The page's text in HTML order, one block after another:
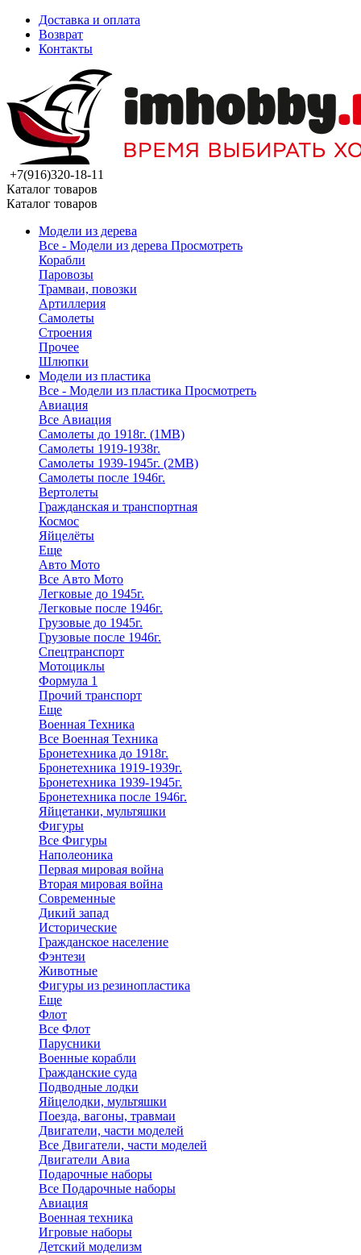
Доставка и оплата
Возврат
Контакты
+7(916)320-18-11
Каталог товаров
Каталог товаров
Модели из дерева
Все - Модели из дерева Просмотреть
Корабли
Паровозы
Трамваи, повозки
Артиллерия
Самолеты
Строения
Прочее
Шлюпки
Модели из пластика
Все - Модели из пластика Просмотреть
Авиация
Все Авиация
Самолеты до 1918г. (1МВ)
Самолеты 1919-1938г.
Самолеты 1939-1945г. (2МВ)
Самолеты после 1946г.
Вертолеты
Гражданская и транспортная
Космос
Яйцелёты
Еще
Авто Мото
Все Авто Мото
Легковые до 1945г.
Легковые после 1946г.
Грузовые до 1945г.
Грузовые после 1946г.
Спецтранспорт
Мотоциклы
Формула 1
Прочий транспорт
Еще
Военная Техника
Все Военная Техника
Бронетехника до 1918г.
Бронетехника 1919-1939г.
Бронетехника 1939-1945г.
Бронетехника после 1946г.
Яйцетанки, мультяшки
Фигуры
Все Фигуры
Наполеоника
Первая мировая война
Вторая мировая война
Современные
Дикий запад
Исторические
Гражданское население
Фэнтези
Животные
Фигуры из резинопластика
Еще
Флот
Все Флот
Парусники
Военные корабли
Гражданские суда
Подводные лодки
Яйцелодки, мультяшки
Поезда, вагоны, травмаи
Двигатели, части моделей
Все Двигатели, части моделей
Двигатели Авиа
Подарочные наборы
Все Подарочные наборы
Авиация
Военная техника
Игровые наборы
Детский моделизм